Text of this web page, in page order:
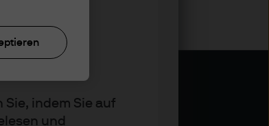
indem Sie auf
und